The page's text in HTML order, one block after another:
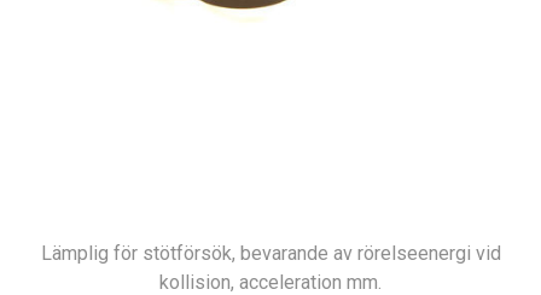
Lämplig för stötförsök, bevarande av rörelseenergi vid
kollision, acceleration mm.